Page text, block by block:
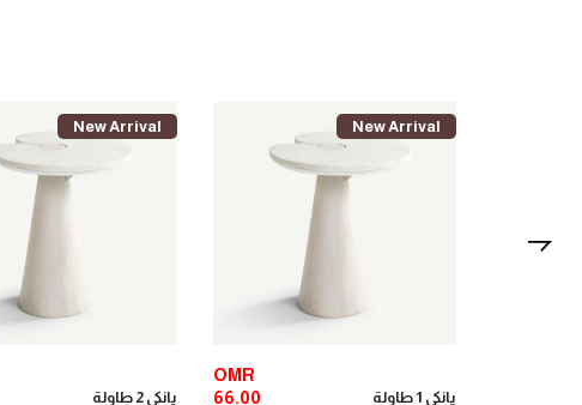
New Arrival
يانكي 1 طاولة
OMR
66.00
New Arrival
يانكي 2 طاولة